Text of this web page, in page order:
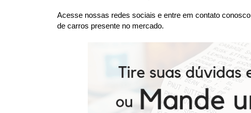
Acesse nossas redes sociais e entre em contato
de carros presente no mercado.